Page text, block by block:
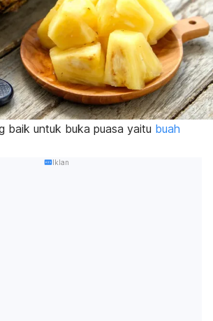
baik untuk buka puasa yaitu buah
Iklan